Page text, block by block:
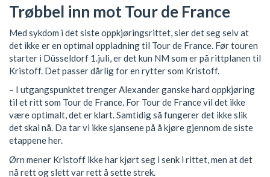
Trøbbel inn mot Tour de France
Med sykdom i det siste oppkjøringsrittet, sier det seg selv at
det ikke er en optimal oppladning til Tour de France. Før touren
starter i Düsseldorf 1.juli, er det kun NM som er på rittplanen til
Kristoff. Det passer dårlig for en rytter som Kristoff.
– I utgangspunktet trenger Alexander ganske hard oppkjøring
til et ritt som Tour de France. For Tour de France vil det ikke
være optimalt, det er klart. Samtidig så fungerer det ikke slik
det skal nå. Da tar vi ikke sjansene på å kjøre gjennom de siste
etappene her.
Ørn mener Kristoff ikke har kjørt seg i senk i rittet, men at det
nå rett og slett var rett å sette strek.